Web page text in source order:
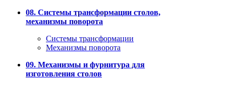
08. Системы трансформации столов,
механизмы поворота
Системы трансформации
Механизмы поворота
09. Механизмы и фурнитура для
изготовления столов